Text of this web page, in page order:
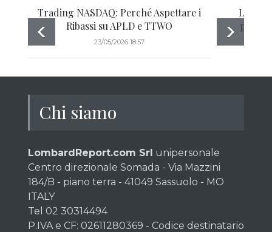
Trading NASDAQ: Perché Aspettare i
Ribassi su APLD e TTWO
23/05/2026 18:57
La
Chi siamo
LombardReport.com Srl unipersonale
Centro direzionale Somada - Via Mazzini
184/B - piano terra - 41049 Sassuolo - MO
ITALY
Tel 02 30314494
P.IVA e CF: 02611280369 - Codice destinatario